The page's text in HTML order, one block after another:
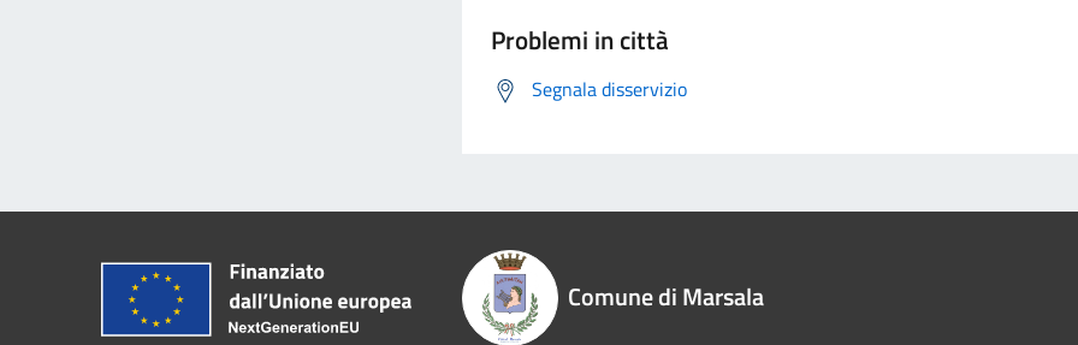
Problemi in città
Segnala disservizio
Comune di Marsala